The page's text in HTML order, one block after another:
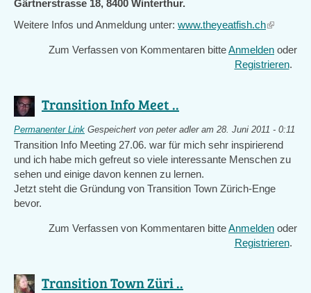
Gärtnerstrasse 18, 8400 Winterthur.
Weitere Infos und Anmeldung unter: www.theyeatfish.ch(link
external)
Zum Verfassen von Kommentaren bitteAnmelden oder
Registrieren.
Transition Info Meet ..
Permanenter Link Gespeichert von peter adleram 28. Juni 2011 - 0:11
Transition Info Meeting 27.06. war für mich sehr inspirierend
und ich habe mich gefreut so viele interessante Menschen zu
sehen und einige davon kennen zu lernen.
Jetzt steht die Gründung von Transition Town Zürich-Enge
bevor.
Zum Verfassen von Kommentaren bitteAnmelden oder
Registrieren.
Transition Town Züri ..